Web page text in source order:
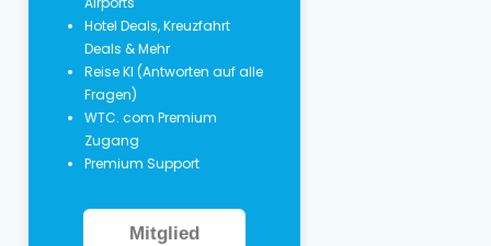
Hotel Deals, Kreuzfahrt
Deals & Mehr
Reise KI (Antworten auf alle
Fragen)
WTC. com Premium
Zugang
Premium Support
Mitglied